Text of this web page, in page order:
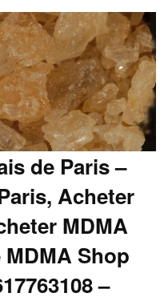
de Paris –
Acheter
MDMA
Shop
–